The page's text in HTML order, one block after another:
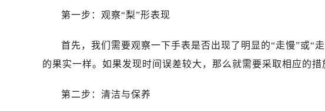
第一步：观察“梨”形表现
首先，我们需要观察一下手表是否出现了明显的“走慢”或“
的果实一样。如果发现时间误差较大，那么就需要采取相应的措
第二步：清洁与保养